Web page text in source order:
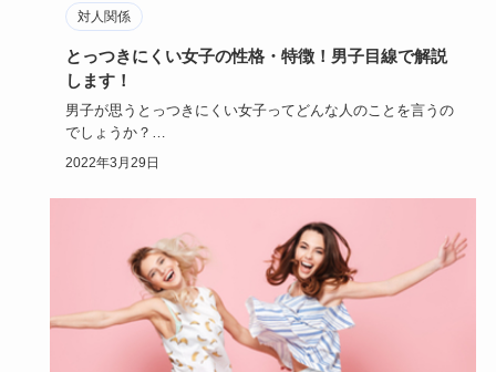
対人関係
とっつきにくい女子の性格・特徴！男子目線で解説
します！
男子が思うとっつきにくい女子ってどんな人のことを言うの
でしょうか？
女子ウケが良くても、男子ウケが悪い人っているので、も…
2022年3月29日